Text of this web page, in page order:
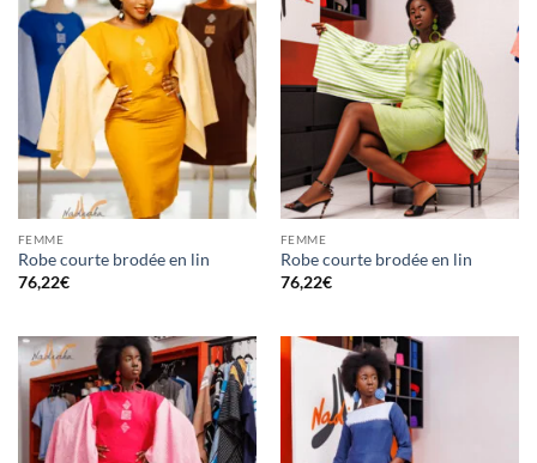
FEMME
Robe courte brodée en lin
76,22€
FEMME
Robe courte brodée en lin
76,22€